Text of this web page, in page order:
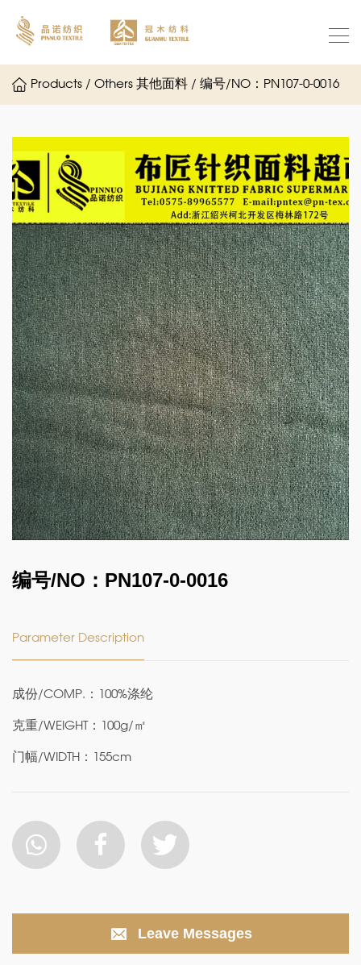
Products / Others 其他面料 / 编号/NO：PN107-0-0016
编号/NO：PN107-0-0016
Parameter Description
成份/COMP.：100%涤纶
克重/WEIGHT：100g/㎡
门幅/WIDTH：155cm
Leave Messages